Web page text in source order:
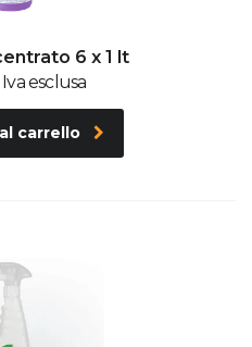
6 x 1 lt
Iva esclusa
carrello